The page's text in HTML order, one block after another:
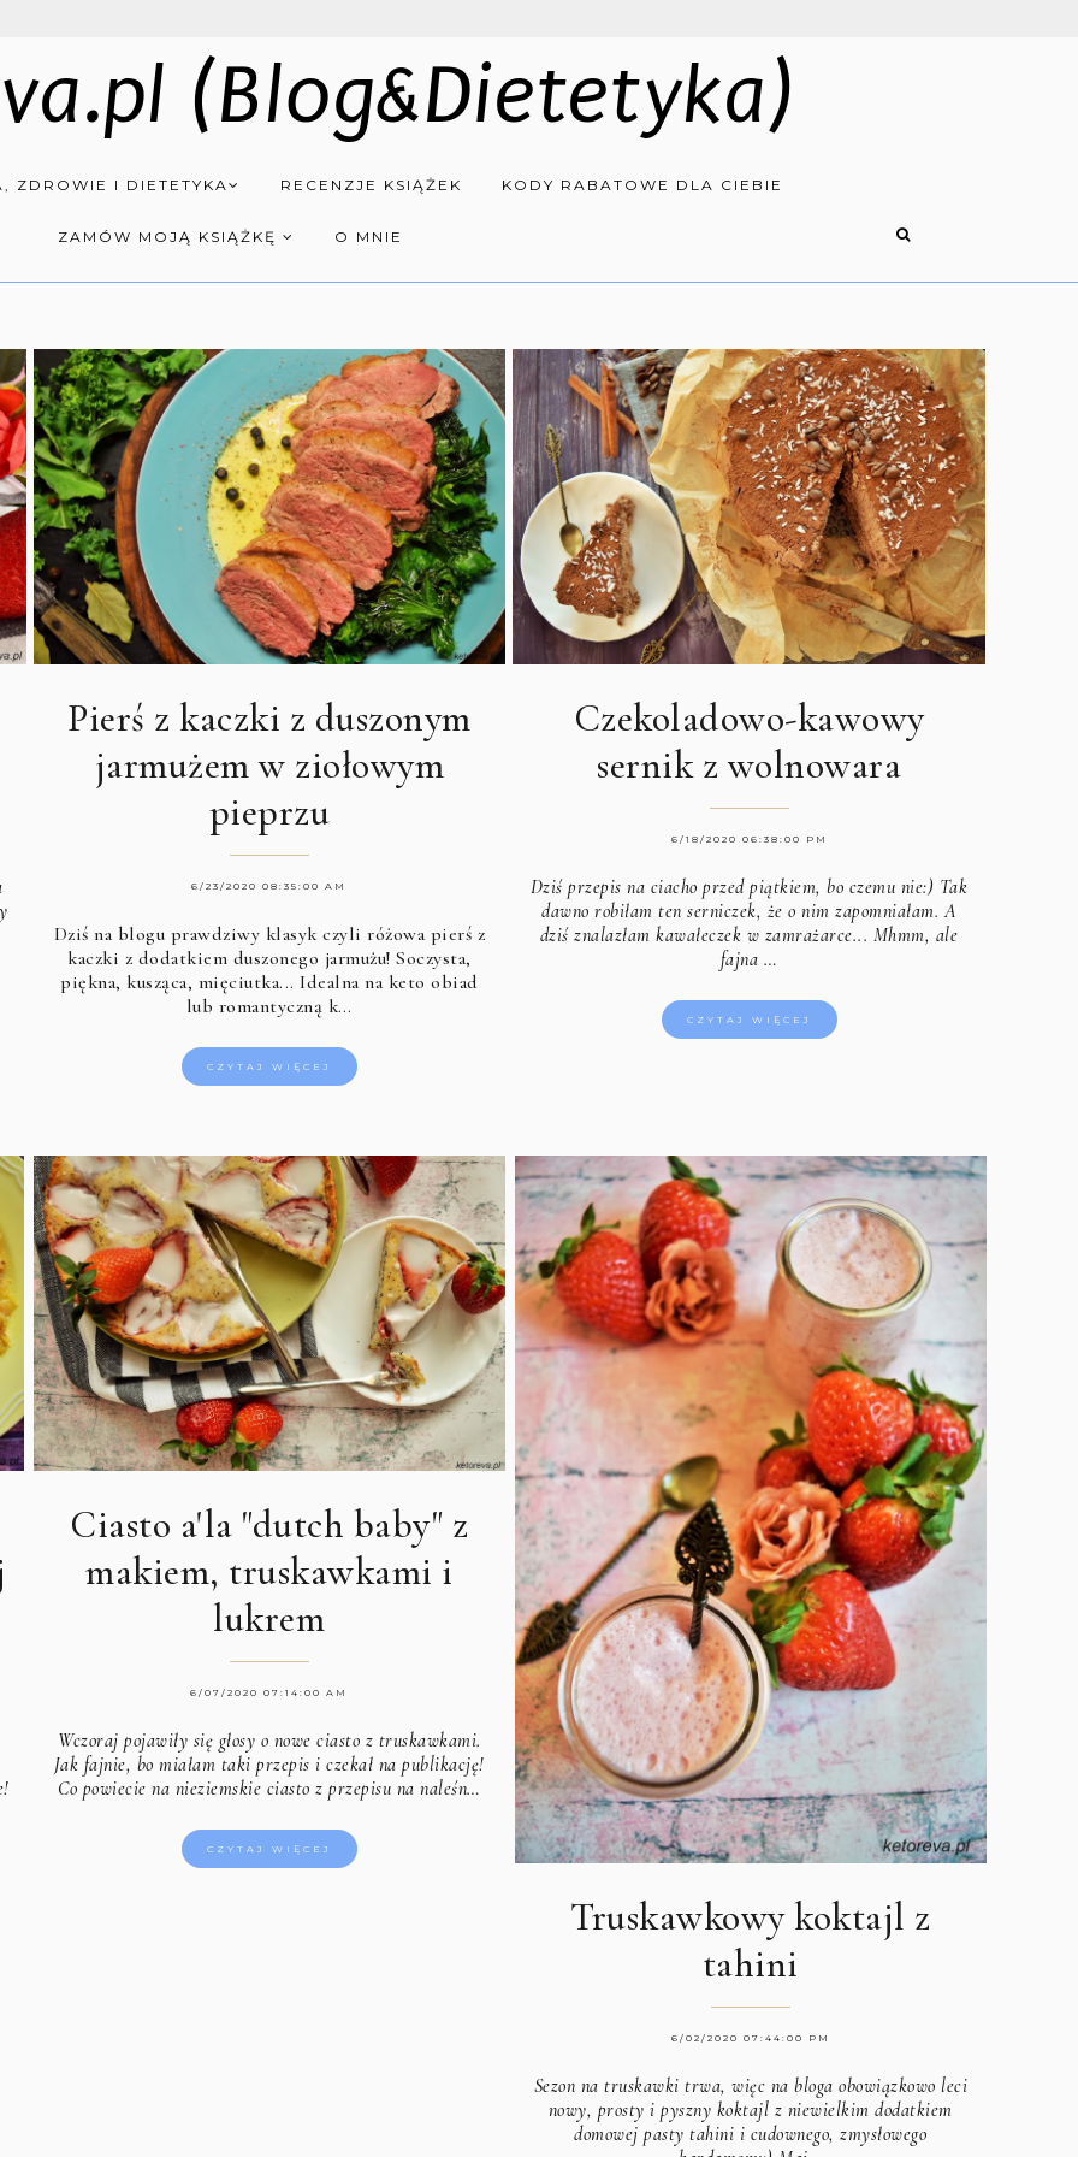
(Blog&Dietetyka)
ZDROWIE I DIETETYKA RECENZJE KSIĄŻEK KODY RABATOWE DLA CIEBIE
ZAMÓW MOJĄ KSIĄŻKĘ O MNIE
Pierś z kaczki z duszonym
jarmużem w ziołowym
pieprzu
6/23/2020 08:35:00 AM
Dziś na blogu prawdziwy klasyk czyli różowa pierś z
kaczki z dodatkiem duszonego jarmużu! Soczysta,
piękna, kusząca, mięciutka... Idealna na keto obiad
lub romantyczną k…
CZYTAJ WIĘCEJ
Czekoladowo-kawowy
sernik z wolnowara
6/18/2020 06:38:00 PM
Dziś przepis na ciacho przed piątkiem, bo czemu nie:) Tak
dawno robiłam ten serniczek, że o nim zapomniałam. A
dziś znalazłam kawałeczek w zamrażarce... Mhmm, ale
fajna …
CZYTAJ WIĘCEJ
Ciasto a'la "dutch baby" z
makiem, truskawkami i
lukrem
6/07/2020 07:14:00 AM
Wczoraj pojawiły się głosy o nowe ciasto z truskawkami.
Jak fajnie, bo miałam taki przepis i czekał na publikację!
Co powiecie na nieziemskie ciasto z przepisu na naleśn…
CZYTAJ WIĘCEJ
Truskawkowy koktajl z
tahini
6/02/2020 07:44:00 PM
Sezon na truskawki trwa, więc na bloga obowiązkowo leci
nowy, prosty i pyszny koktajl z niewielkim dodatkiem
domowej pasty tahini i cudownego, zmysłowego